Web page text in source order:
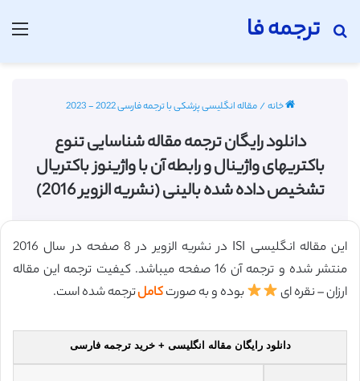
ترجمه فا
جستجو برای
خانه/مقاله انگلیسی پزشکی با ترجمه فارسی 2022 - 2023
دانلود رایگان ترجمه مقاله شناسایی تنوع
باکتریهای واژینال و رابطه آن با واژینوز باکتریال
تشخیص داده شده بالینی (نشریه الزویر 2016)
این مقاله انگلیسی ISI در نشریه الزویر در 8 صفحه در سال 2016
منتشر شده و ترجمه آن 16 صفحه میباشد. کیفیت ترجمه این مقاله
ارزان – نقره ای
بوده و به صورتکاملترجمه شده است.
دانلود رایگان مقاله انگلیسی + خرید ترجمه فارسی